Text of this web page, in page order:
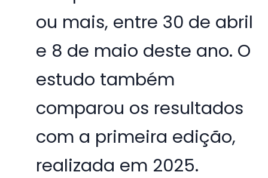
ou mais, entre 30 de abril
e 8 de maio deste ano. O
estudo também
comparou os resultados
com a primeira edição,
realizada em 2025.